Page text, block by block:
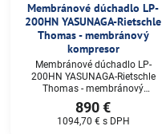
Membránové dúchadlo LP-
200HN YASUNAGA-Rietschle
Thomas - membránový
kompresor
Membránové dúchadlo LP-
200HN YASUNAGA-Rietschle
Thomas - membránový
kompresor. Dodací termín: do 3-4
pracovných dní, Cena na dopyt.
890 €
1094,70 € s DPH